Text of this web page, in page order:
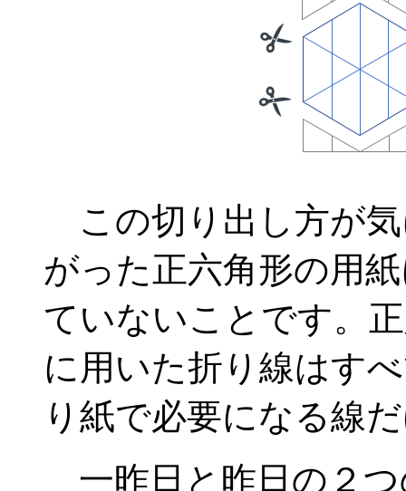
この切り出し方が
がった正六角形の用
ていないことです。
に用いた折り線はす
り紙で必要になる線
一昨日と昨日の２